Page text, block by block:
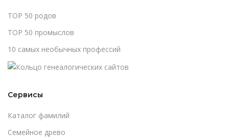
TOP 50 родов
TOP 50 промыслов
10 самых необычных профессий
Сервисы
Каталог фамилий
Cемейное древо